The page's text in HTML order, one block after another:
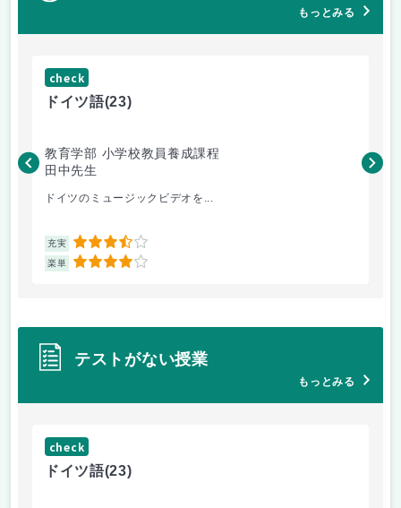
もっとみる
check
ドイツ語(23)
教育学部 小学校教員養成課程
田中先生
ドイツのミュージックビデオを...
充実 3.5
楽単 4
内
テストがない授業
もっとみる
check
ドイツ語(23)